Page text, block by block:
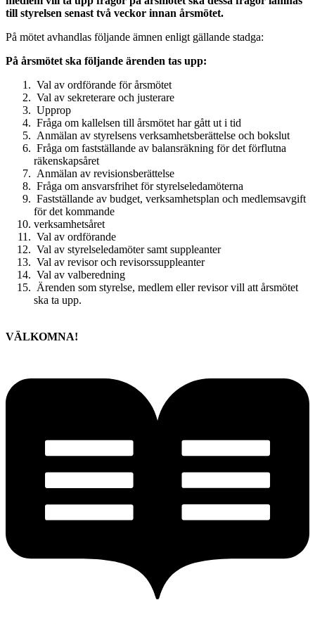
till styrelsen senast två veckor innan årsmötet.
På mötet avhandlas följande ämnen enligt gällande stadga:
På årsmötet ska följande ärenden tas upp:
Val av ordförande för årsmötet
Val av sekreterare och justerare
Upprop
Fråga om kallelsen till årsmötet har gått ut i tid
Anmälan av styrelsens verksamhetsberättelse och bokslut
Fråga om fastställande av balansräkning för det förflutna
räkenskapsåret
Anmälan av revisionsberättelse
Fråga om ansvarsfrihet för styrelseledamöterna
Fastställande av budget, verksamhetsplan och medlemsavgift
för det kommande
verksamhetsåret
Val av ordförande
Val av styrelseledamöter samt suppleanter
Val av revisor och revisorssuppleanter
Val av valberedning
Ärenden som styrelse, medlem eller revisor vill att årsmötet
ska ta upp.
VÄLKOMNA!